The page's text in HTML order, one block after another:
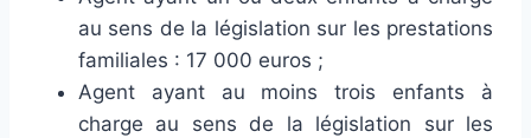
au sens de la législation sur les prestations
familiales : 17 000 euros ;
Agent ayant au moins trois enfants à
charge au sens de la législation sur les